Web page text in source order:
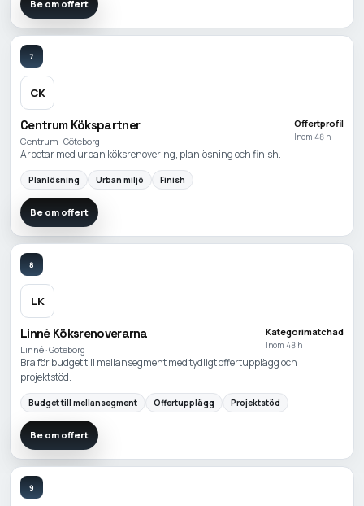
Be om offert
7
CK
Centrum Kökspartner
Centrum · Göteborg
Offertprofil
Inom 48 h
Arbetar med urban köksrenovering, planlösning och finish.
Planlösning Urban miljö Finish
Be om offert
8
LK
Linné Köksrenoverarna
Linné · Göteborg
Kategorimatchad
Inom 48 h
Bra för budget till mellansegment med tydligt offertupplägg och
projektstöd.
Budget till mellansegment Offertupplägg Projektstöd
Be om offert
9